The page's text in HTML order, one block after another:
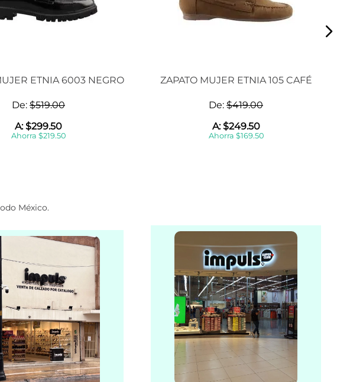
ETNIA 6003 NEGRO
De: $519.00
A:$299.50
Ahorra $219.50
ZAPATO MUJER ETNIA 105 CAFÉ
De: $419.00
A:$249.50
Ahorra $169.50
México.